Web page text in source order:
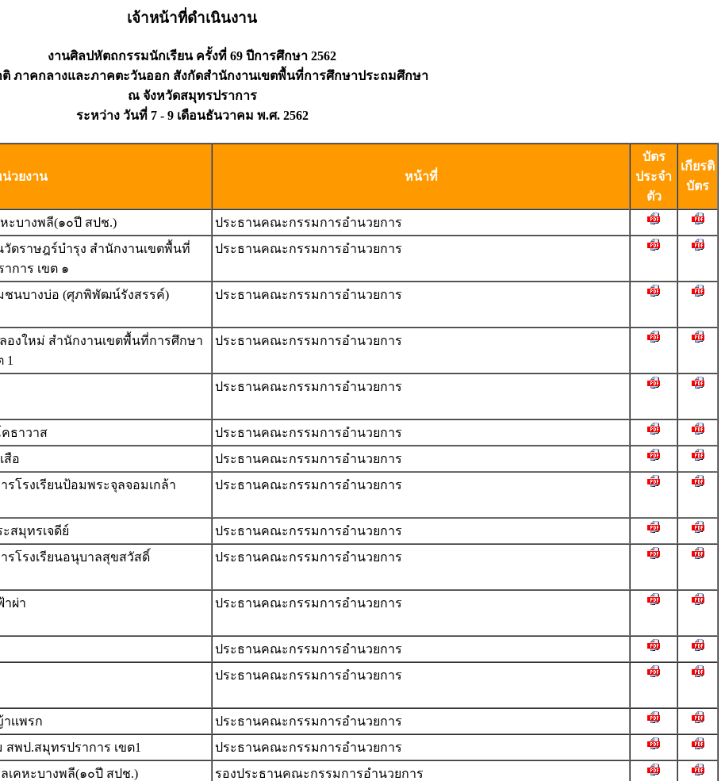
เจ้าหน้าที่ดำเนินงาน
งานศิลปหัตถกรรมนักเรียน ครั้งที่ 69 ปีการศึกษา 2562
ภาคกลางและภาคตะวันออก สังกัดสำนักงานเขตพื้นที่การศึกษาประถมศึกษา
ณ จังหวัดสมุทรปราการ
ระหว่าง วันที่ 7 - 9 เดือนธันวาคม พ.ศ. 2562
วยงาน หน้าที่
บัตร
ประจำ
ตัว
เกียรติ
บัตร
ะบางพลี(๑๐ปี สปช.)
ประธานคณะกรรมการอำนวยการ
ดราษฎร์บำรุง สำนักงานเขตพื้นที่
การ เขต ๑
ประธานคณะกรรมการอำนวยการ
ชนบางบ่อ (ศุภพิพัฒน์รังสรรค์) ประธานคณะกรรมการอำนวยการ
องใหม่ สํานักงานเขตพื้นที่การศึกษา
1
ประธานคณะกรรมการอำนวยการ
ประธานคณะกรรมการอำนวยการ
คธาวาส
ประธานคณะกรรมการอำนวยการ
สือ
ประธานคณะกรรมการอำนวยการ
โรงเรียนป้อมพระจุลจอมเกล้า ประธานคณะกรรมการอำนวยการ
สมุทรเจดีย์
ประธานคณะกรรมการอำนวยการ
รโรงเรียนอนุบาลสุขสวัสดิ์ ประธานคณะกรรมการอำนวยการ
าผ่า ประธานคณะกรรมการอำนวยการ
ประธานคณะกรรมการอำนวยการ
ประธานคณะกรรมการอำนวยการ
เเพรก
ประธานคณะกรรมการอำนวยการ
สพป.สมุทรปราการ เขต1
ประธานคณะกรรมการอำนวยการ
เคหะบางพลี(๑๐ปี สปช.)
รองประธานคณะกรรมการอำนวยการ